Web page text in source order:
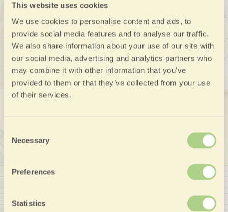
This website uses cookies
We use cookies to personalise content and ads, to
provide social media features and to analyse our traffic.
We also share information about your use of our site with
our social media, advertising and analytics partners who
may combine it with other information that you’ve
provided to them or that they’ve collected from your use
of their services.
Selection
Necessary
Preferences
Statistics
Was bei Louisiana zu tun ist…
Mehr erfahren